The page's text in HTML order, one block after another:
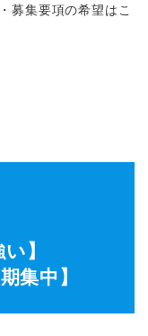
募集要項の希望はこ
】
集中】